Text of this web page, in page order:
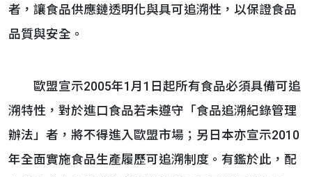
者，讓食品供應鏈透明化與具可追溯性，以保證食品
品質與安全。
歐盟宣示2005年1月1日起所有食品必須具備可追
溯特性，對於進口食品若未遵守「食品追溯紀錄管理
辦法」者，將不得進入歐盟市場；另日本亦宣示2010
年全面實施食品生產履歷可追溯制度。有鑑於此，配